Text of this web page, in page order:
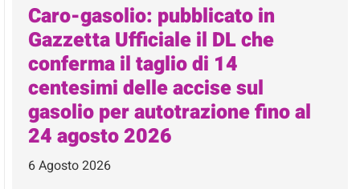
Caro-gasolio: pubblicato in
Gazzetta Ufficiale il DL che
conferma il taglio di 14
centesimi delle accise sul
gasolio per autotrazione fino al
24 agosto 2026
6 Agosto 2026